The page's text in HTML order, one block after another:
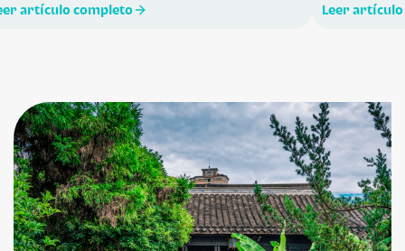
artículo completo Leer